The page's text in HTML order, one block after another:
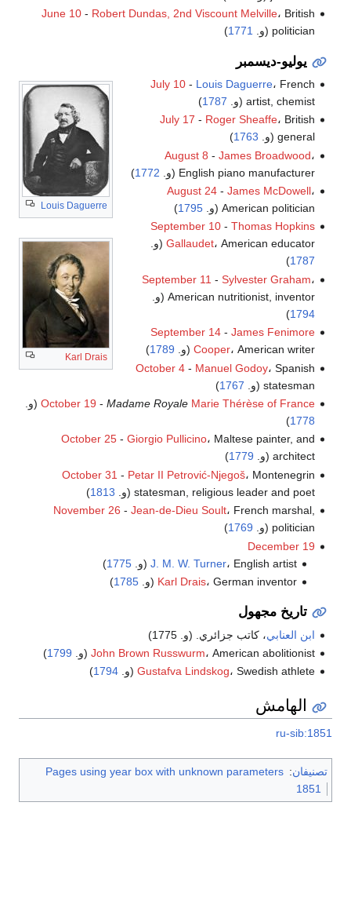
June 10- Robert Dundas, 2nd Viscount Melville، British
politician (و.
1771
)
يوليو-ديسمبر
Louis Daguerre
Karl Drais
July 10- Louis Daguerre، French
artist, chemist (و.
1787
)
July 17 - Roger Sheaffe، British
general (و.
1763
)
August 8 - James Broadwood،
English piano manufacturer (و.
1772
)
August 24- James McDowell،
American politician (و.
1795
)
September 10- Thomas Hopkins
Gallaudet، American educator (و.
1787
)
September 11 - Sylvester Graham،
American nutritionist, inventor (و.
1794
)
September 14- James Fenimore
Cooper، American writer (و. 1789
)
October 4- Manuel Godoy، Spanish
statesman (و.
1767
)
October 19 - Madame Royale Marie Thérèse of France
(و.
1778
)
October 25- Giorgio Pullicino، Maltese painter, and
architect (و.
1779
)
October 31 - Petar II Petrović-Njegoš، Montenegrin
statesman, religious leader and poet (و.
1813
)
November 26 - Jean-de-Dieu Soult، French marshal,
politician (و.
1769
)
December 19
J. M. W. Turner، English artist (و. 1775
)
Karl Drais، German inventor (و. 1785
)
تاريخ مجهول
ابن العنابي، كاتب جزائري. (و. 1775)
John Brown Russwurm، American abolitionist (و. 1799
)
Gustafva Lindskog، Swedish athlete (و. 1794
)
الهامش
ru-sib:1851
تصنيفان:
Pages using year box with unknown parameters
1851